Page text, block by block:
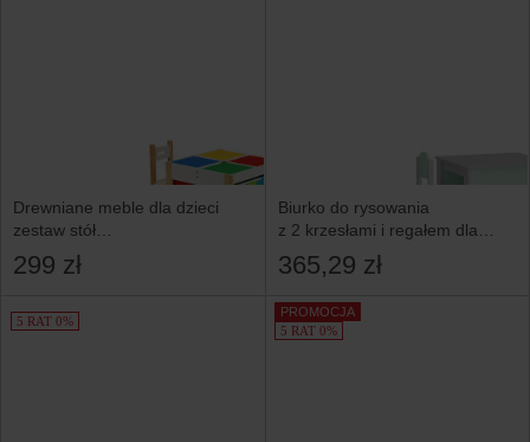
Drewniane meble dla dzieci
zestaw stół
+2 krzesła ECOTOYS
299 zł
Biurko do rysowania
z 2 krzesłami i regałem dla
dzieci w kolorze szarym
365,29 zł
5 RAT 0%
PROMOCJA
5 RAT 0%